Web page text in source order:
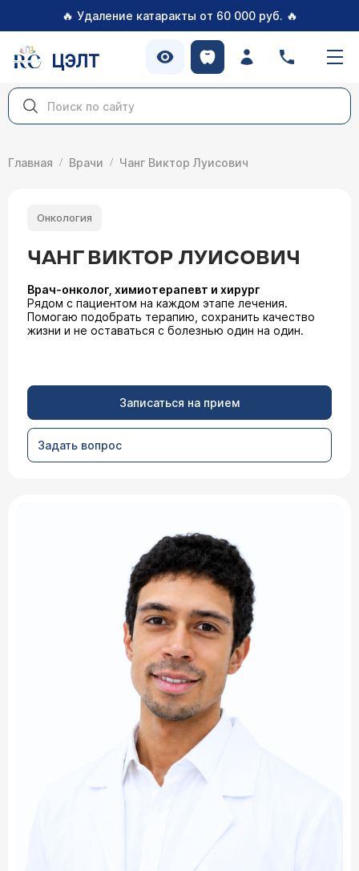
🔥 Удаление катаракты от 60 000 руб. 🔥
ЦЭЛТ
Главная Врачи Чанг Виктор Луисович
Онкология
ЧАНГ ВИКТОР ЛУИСОВИЧ
Врач-онколог, химиотерапевт и хирург
Рядом с пациентом на каждом этапе лечения.
Помогаю подобрать терапию, сохранить качество
жизни и не оставаться с болезнью один на один.
Записаться на прием
Задать вопрос